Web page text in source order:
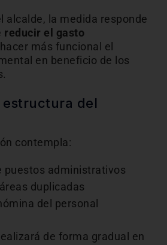
alcalde, la medida responde
reducir el gasto
más funcional el
en beneficio de los
estructura del
contempla:
puestos administrativos
duplicadas
del personal
de forma gradual en